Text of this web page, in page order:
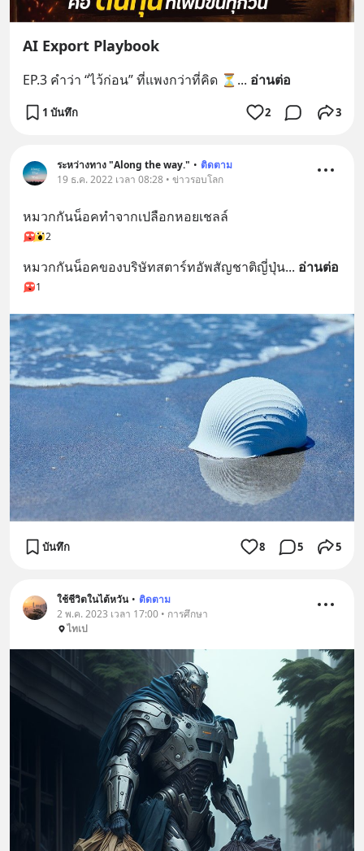
AI Export Playbook
EP.3 คำว่า “ไว้ก่อน” ที่แพงกว่าที่คิด ⏳ ... อ่านต่อ
1 บันทึก 2 3
ระหว่างทาง "Along the way." • ติดตาม
19 ธ.ค. 2022 เวลา 08:28 • ข่าวรอบโลก
หมวกกันน็อคทำจากเปลือกหอยเชลล์
2
หมวกกันน็อคของบริษัทสตาร์ทอัพสัญชาติญี่ปุ่น... อ่านต่อ
1
บันทึก 8 5 5
ใช้ชีวิตในไต้หวัน • ติดตาม
2 พ.ค. 2023 เวลา 17:00 • การศึกษา
ไทเป